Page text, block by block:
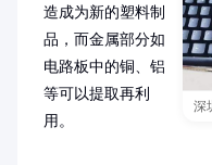
深
造成为新的塑料制
品，而金属部分如
电路板中的铜、铝
等可以提取再利
用。